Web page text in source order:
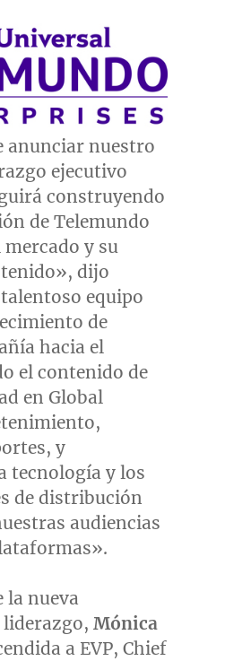
anunciar nuestro
ejecutivo
construyendo
de Telemundo
y su
dijo
equipo
de
hacia el
el contenido de
en Global
y
tecnología y los
de distribución
audiencias
la nueva
Mónica
a EVP, Chief